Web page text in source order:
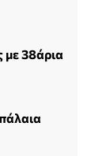
με 38άρια